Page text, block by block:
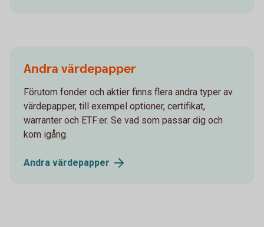
Andra värdepapper
Förutom fonder och aktier finns flera andra typer av
värdepapper, till exempel optioner, certifikat,
warranter och ETF:er. Se vad som passar dig och
kom igång.
Andra värdepapper